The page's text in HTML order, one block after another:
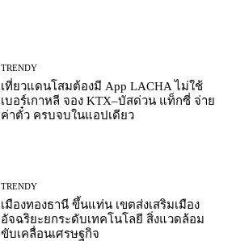
TRENDY
เที่ยวแดนโสมต้องมี App LACHA ไม่ใช้
เบอร์เกาหลี จอง KTX–บัสด่วน แท็กซี่ จ่าย
ค่าตั๋ว ครบจบในแอปเดียว
TRENDY
เมืองทองธานี ขึ้นแท่น เขตส่งเสริมเมือง
อัจฉริยะยกระดับเทคโนโลยี สิ่งแวดล้อม
ขับเคลื่อนเศรษฐกิจ